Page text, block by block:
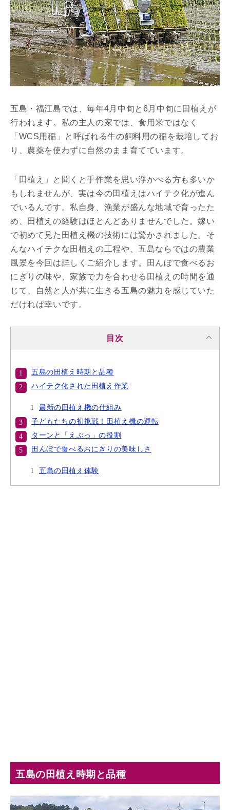
五島・福江島では、毎年4月中旬と6月中旬に田植えが
行われます。私の主人の家では、食用米ではなく
「WCS用稲」と呼ばれる牛の飼料用の稲を栽培してお
り、農薬を使わずに自然のまま育てています。
「田植え」と聞くと手作業を思い浮かべる方も多いか
もしれませんが、実は今の田植えはハイテク化が進ん
でいるんです。私自身、漁業が盛んな地域で育ったた
め、田植えの経験はほとんどありませんでした。嫁い
で初めて見た田植え機の技術には驚かされました。そ
んなハイテクな田植えの工程や、五島ならではの農業
風景を今回は詳しくご紹介します。田んぼで食べるお
にぎりの味や、家族で力を合わせる田植えの時間を通
じて、自然と人が共に生きる五島の魅力を感じていた
だければ幸いです。
目次
五島の田植え時期と品種
ハイテク化された田植え作業
最新の田植え機の仕組み
子どもたちの初挑戦！田植え機の運転
ターンと「えぶっ」の役割
田んぼで食べるおにぎりの美味しさ
五島の田植え体験
五島の田植え時期と品種